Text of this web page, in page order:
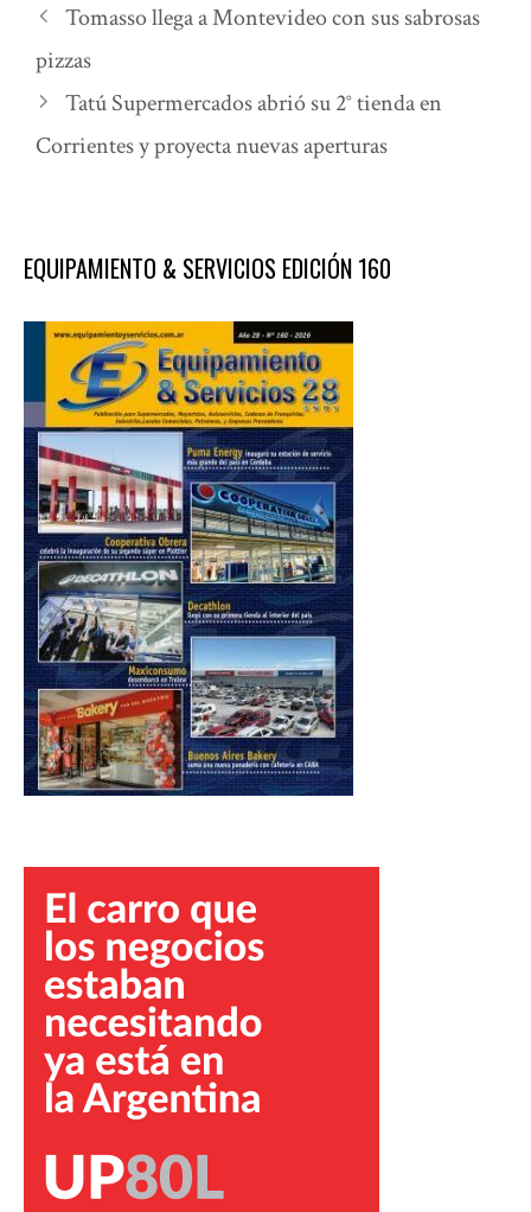
Tomasso llega a Montevideo con sus sabrosas
pizzas
Tatú Supermercados abrió su 2° tienda en
Corrientes y proyecta nuevas aperturas
EQUIPAMIENTO & SERVICIOS EDICIÓN 160